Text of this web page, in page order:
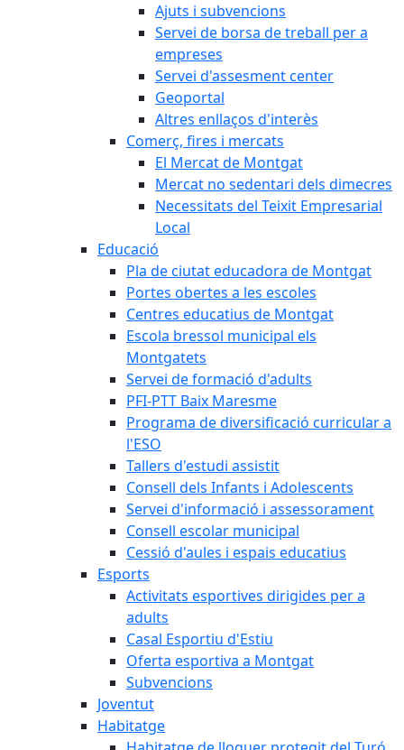
Ajuts i subvencions
Servei de borsa de treball per a
empreses
Servei d'assesment center
Geoportal
Altres enllaços d'interès
Comerç, fires i mercats
El Mercat de Montgat
Mercat no sedentari dels dimecres
Necessitats del Teixit Empresarial
Local
Educació
Pla de ciutat educadora de Montgat
Portes obertes a les escoles
Centres educatius de Montgat
Escola bressol municipal els
Montgatets
Servei de formació d'adults
PFI-PTT Baix Maresme
Programa de diversificació curricular a
l'ESO
Tallers d'estudi assistit
Consell dels Infants i Adolescents
Servei d'informació i assessorament
Consell escolar municipal
Cessió d'aules i espais educatius
Esports
Activitats esportives dirigides per a
adults
Casal Esportiu d'Estiu
Oferta esportiva a Montgat
Subvencions
Joventut
Habitatge